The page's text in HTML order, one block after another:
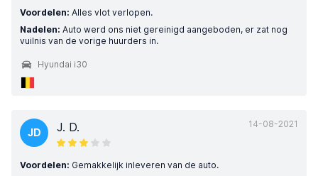
Voordelen: Alles vlot verlopen.
Nadelen: Auto werd ons niet gereinigd aangeboden, er zat nog
vuilnis van de vorige huurders in.
Hyundai i30
14-08-2021
JD J. D.
Voordelen: Gemakkelijk inleveren van de auto.